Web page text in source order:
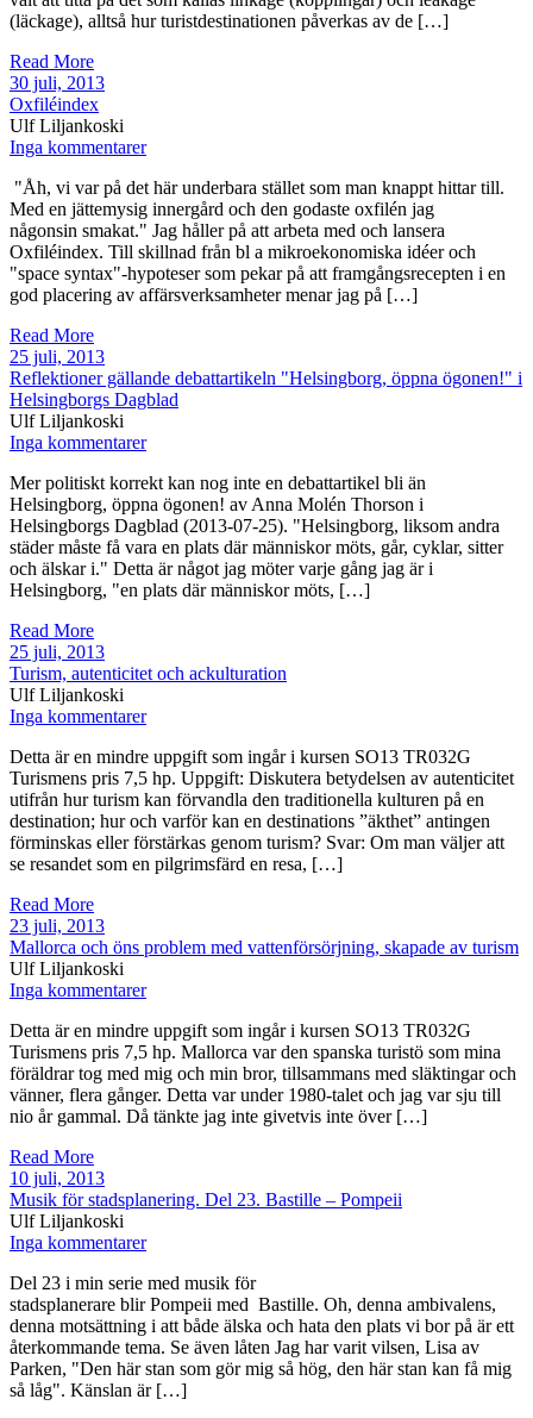
(läckage), alltså hur turistdestinationen påverkas av de […]
Read More
30 juli, 2013
Oxfiléindex
Ulf Liljankoski
Inga kommentarer
"Åh, vi var på det här underbara stället som man knappt hittar till.
Med en jättemysig innergård och den godaste oxfilén jag
någonsin smakat." Jag håller på att arbeta med och lansera
Oxfiléindex. Till skillnad från bl a mikroekonomiska idéer och
"space syntax"-hypoteser som pekar på att framgångsrecepten i en
god placering av affärsverksamheter menar jag på […]
Read More
25 juli, 2013
Reflektioner gällande debattartikeln "Helsingborg, öppna ögonen!" i
Helsingborgs Dagblad
Ulf Liljankoski
Inga kommentarer
Mer politiskt korrekt kan nog inte en debattartikel bli än
Helsingborg, öppna ögonen! av Anna Molén Thorson i
Helsingborgs Dagblad (2013-07-25). "Helsingborg, liksom andra
städer måste få vara en plats där människor möts, går, cyklar, sitter
och älskar i." Detta är något jag möter varje gång jag är i
Helsingborg, "en plats där människor möts, […]
Read More
25 juli, 2013
Turism, autenticitet och ackulturation
Ulf Liljankoski
Inga kommentarer
Detta är en mindre uppgift som ingår i kursen SO13 TR032G
Turismens pris 7,5 hp. Uppgift: Diskutera betydelsen av autenticitet
utifrån hur turism kan förvandla den traditionella kulturen på en
destination; hur och varför kan en destinations ”äkthet” antingen
förminskas eller förstärkas genom turism? Svar: Om man väljer att
se resandet som en pilgrimsfärd en resa, […]
Read More
23 juli, 2013
Mallorca och öns problem med vattenförsörjning, skapade av turism
Ulf Liljankoski
Inga kommentarer
Detta är en mindre uppgift som ingår i kursen SO13 TR032G
Turismens pris 7,5 hp. Mallorca var den spanska turistö som mina
föräldrar tog med mig och min bror, tillsammans med släktingar och
vänner, flera gånger. Detta var under 1980-talet och jag var sju till
nio år gammal. Då tänkte jag inte givetvis inte över […]
Read More
10 juli, 2013
Musik för stadsplanering. Del 23. Bastille – Pompeii
Ulf Liljankoski
Inga kommentarer
Del 23 i min serie med musik för
stadsplanerare blir Pompeii med Bastille. Oh, denna ambivalens,
denna motsättning i att både älska och hata den plats vi bor på är ett
återkommande tema. Se även låten Jag har varit vilsen, Lisa av
Parken, "Den här stan som gör mig så hög, den här stan kan få mig
så låg". Känslan är […]